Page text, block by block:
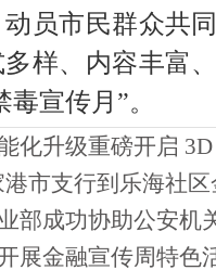
员市民群众共
样、内容丰富
宣传月”。
市支行到乐海社
部成功协助公安机
展金融宣传周特色